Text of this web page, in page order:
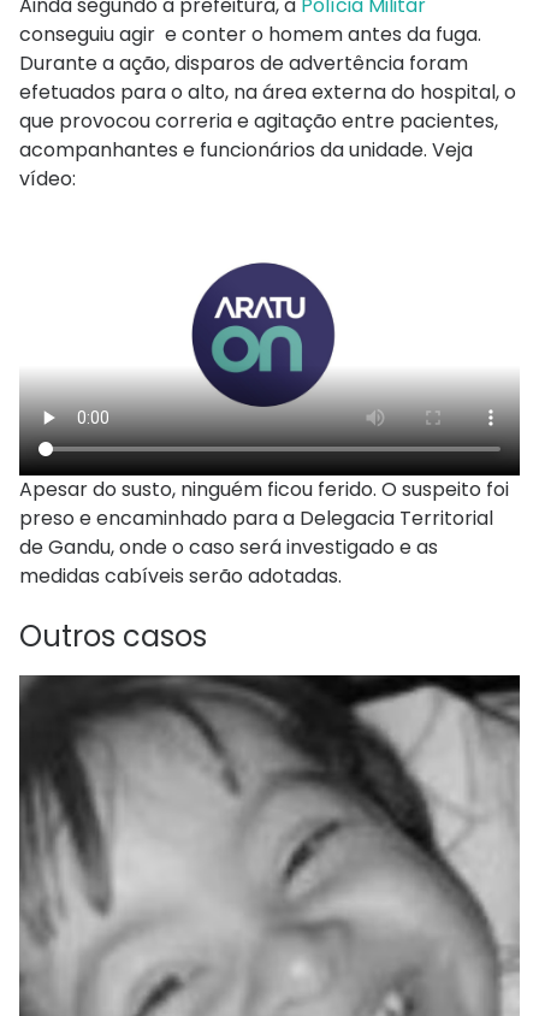
conseguiu agir e conter o homem antes da fuga.
Durante a ação, disparos de advertência foram
efetuados para o alto, na área externa do hospital, o
que provocou correria e agitação entre pacientes,
acompanhantes e funcionários da unidade. Veja
vídeo:
Apesar do susto, ninguém ficou ferido. O suspeito foi
preso e encaminhado para a Delegacia Territorial
de Gandu, onde o caso será investigado e as
medidas cabíveis serão adotadas.
Outros casos